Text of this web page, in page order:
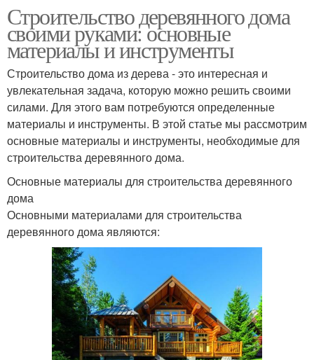
Строительство деревянного дома
своими руками: основные
материалы и инструменты
Строительство дома из дерева - это интересная и
увлекательная задача, которую можно решить своими
силами. Для этого вам потребуются определенные
материалы и инструменты. В этой статье мы рассмотрим
основные материалы и инструменты, необходимые для
строительства деревянного дома.
Основные материалы для строительства деревянного
дома
Основными материалами для строительства
деревянного дома являются: